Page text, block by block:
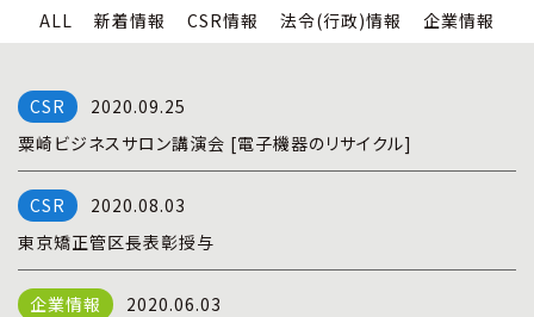
企業情報
全国事業所紹介
全国の回収対応
ALL 新着情報 CSR情報 法令(行政)情報 企業情報
2020.09.25
粟崎ビジネスサロン講演会 [電子機器のリサイクル]
2020.08.03
東京矯正管区長表彰授与
2020.06.03